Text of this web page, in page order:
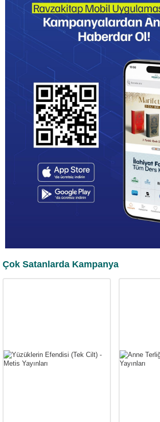
Çok Satanlarda Kampanya